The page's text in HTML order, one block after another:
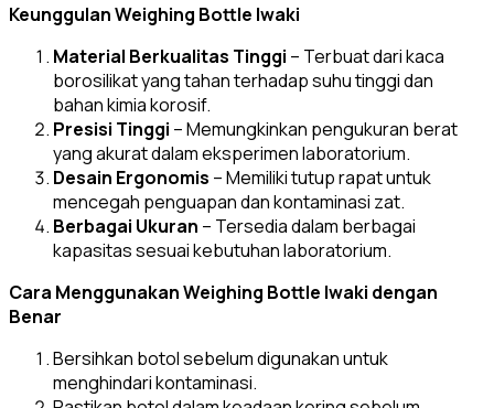
Keunggulan Weighing Bottle Iwaki
Material Berkualitas Tinggi – Terbuat dari kaca
borosilikat yang tahan terhadap suhu tinggi dan
bahan kimia korosif.
Presisi Tinggi – Memungkinkan pengukuran berat
yang akurat dalam eksperimen laboratorium.
Desain Ergonomis – Memiliki tutup rapat untuk
mencegah penguapan dan kontaminasi zat.
Berbagai Ukuran – Tersedia dalam berbagai
kapasitas sesuai kebutuhan laboratorium.
Cara Menggunakan Weighing Bottle Iwaki dengan
Benar
Bersihkan botol sebelum digunakan untuk
menghindari kontaminasi.